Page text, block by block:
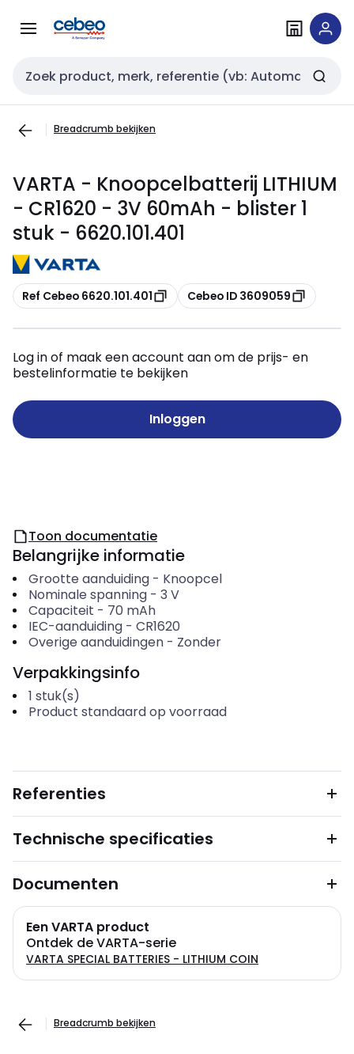
naar
naar
Zoekveld invoer
Breadcrumb bekijken
VARTA - Knoopcelbatterij LITHIUM
- CR1620 - 3V 60mAh - blister 1
stuk - 6620.101.401
Kopiëren
Ref Cebeo 6620.101.401 Kopiëren
Cebeo ID 3609059
Log in of maak een account aan om de prijs- en
bestelinformatie te bekijken
Inloggen
Toon documentatie
Belangrijke informatie
Grootte aanduiding- Knoopcel
Nominale spanning- 3 V
Capaciteit - 70 mAh
IEC-aanduiding- CR1620
Overige aanduidingen- Zonder
Verpakkingsinfo
1 stuk(s)
Product standaard op voorraad
Referenties
Technische specificaties
Documenten
Een VARTA product
Ontdek de VARTA-serie
VARTA SPECIAL BATTERIES - LITHIUM COIN
Breadcrumb bekijken